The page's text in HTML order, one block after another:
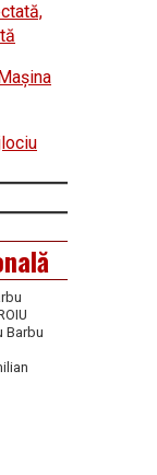
Barbu